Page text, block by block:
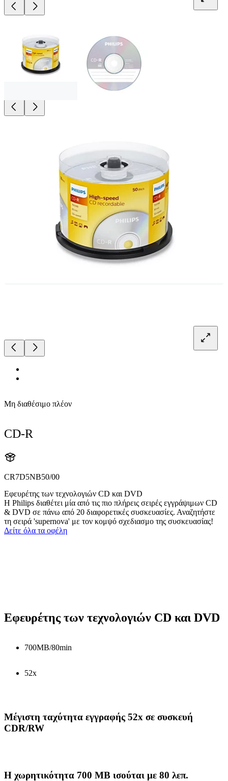
Μη διαθέσιμο πλέον
CD-R
CR7D5NB50/00
Εφευρέτης των τεχνολογιών CD και DVD
Η Philips διαθέτει μία από τις πιο πλήρεις σειρές εγγράψιμων CD
& DVD σε πάνω από 20 διαφορετικές συσκευασίες. Αναζητήστε
τη σειρά 'supernova' με τον κομψό σχεδιασμο της συσκευασίας!
Δείτε όλα τα οφέλη
Εφευρέτης των τεχνολογιών CD και DVD
700MB/80min
52x
Mέγιστη ταχύτητα εγγραφής 52x σε συσκευή
CDR/RW
Η χωρητικότητα 700 MB ισούται με 80 λεπ.